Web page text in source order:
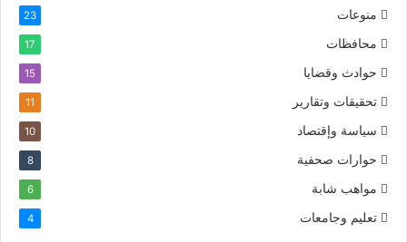
منوعات 23
محافظات 17
حوادث وقضايا 15
تحقيقات وتقارير 11
سياسة وإقتصاد 10
حوارات صحفية 8
مواهب شابة 6
تعليم وجامعات 4